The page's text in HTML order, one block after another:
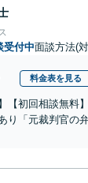
受付中面談方法(
料金表を見る
【初回相談無
り「元裁判官の